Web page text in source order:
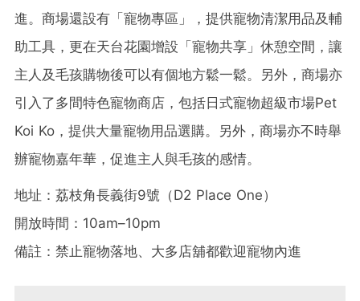
進。商場還設有「寵物專區」，提供寵物清潔用品及輔
助工具，更在天台花園增設「寵物共享」休憩空間，讓
主人及毛孩購物後可以有個地方鬆一鬆。另外，商場亦
引入了多間特色寵物商店，包括日式寵物超級市場Pet
Koi Ko，提供大量寵物用品選購。另外，商場亦不時舉
辦寵物嘉年華，促進主人與毛孩的感情。
地址：荔枝角長義街9號（D2 Place One）
開放時間：10am–10pm
備註：禁止寵物落地、大多店舖都歡迎寵物內進